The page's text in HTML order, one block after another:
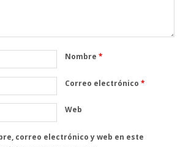
Nombre*
Correo electrónico*
Web
correo electrónico y web en este